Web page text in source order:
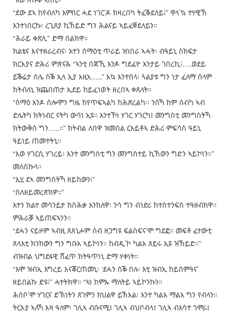
“ደው ደኣ ከየብለካ እምበር ሓደ ነገር’ዶ ክዛረበካ ትፈቕደለይ፧” ዋላ’ኳ ተሃዊኸ
እንተነበርኩ፡ ረጊጸያ ኪኸይድ ግን ሕልናይ ኣይፈቐደለይን።
“ሕራይ ቀጽሊ” ድማ በልክዋ።
ክልቴና እናተዘራረብና፡ እተን ሰማዕቲ ጥራይ ዝነበራ ኣሓት፡ ብዓይኒ ስክፍታ
ክርእያና ድሕሪ ምጽናሕ “ኣንቲ በጃኺ እንዶ ግደፊዮ እንታይ ገበረኪ፧….ወደይ
ይቕሬታ ሰሌ ስቕ ኢላ ኢያ እዚኣ…..” እኳ እንተበላ፡ ጓልያቱ ግን ነታ ፈለማ ሰላም
ክትብለኒ ዝጨበጠታ ኢደይ ከይፈነወት ዘረበኣ ቀጸለት።
“ስማዕ እንዶ ሰሎሞን ግዜ ከየጥፍኣልካ ከሕጽረልካ፡፡ ንስኻ ከም ሰብካ ኣብ
ድሌትካ ክትነብር ናትካ ውሳነ ኢዩ። እንተኾነ ሃገር ሃገርካ፤ መንግስቲ መንግስትኻ
ክትውቅስ ግን…..።” ክትብል ለበዋ ዝመስል ርእይቶኣ ድሕሪ ምፍሳስ ዓይኒ
ዓይነይ ጠመተትኒ።
“እወ ሃገርሲ ሃገረይ፡ እንተ መንግስቲ ግን መንግስተይ ኪኸውን ግድን ኣይኮነን።”
መለስኩላ።
“ኢሂ ደኣ መንግስትኻ ዘይከውን፧”
“ስለዘይመረጽክዎ።”
እተን ክልተ መሳንይታ ክስሕቃ እንከለዋ፡ ንሳ ግን ብነድሪ ከተስተንፍስ ተዓዘብክዋ።
ምሕራቓ ኣይጠፍኣንን።
“ደሓን ናይዞም ኣብዚ ጸጸኒሖም ሰብ ዘጋግዩ ፍልስፍና’ሞ ግደፎ። መፍቶ ፈተውቲ
ጸላእቲ ክንከውን ግን ግቡእ ኣይኮነን። ከብዲ’ኮ ካልእ ጸይሩ ኢዩ ዝኸይድ።”
ብዝብል ህግደፋዊ ሸፈጥ ክትዓጥነኒ ድማ ሃቀነት።
“እሞ ዝብኢ እግረይ እናቖርጠመኒ፡ ‘ደሓን ስቕ በሉ፡ እቲ ዝብኢ ከይሰምዓና’
ዘይበልኩ ድዩ፧” ሓተትክዋ። “ኣነ ከምኡ ማለትይ ኣይኮንኩን።
ሕሰቦ’ሞ ሃገርና ድኽነትን ጸገምን ክህልዋ ይኽእል፡ እንተ ካልእ ማልእ ግን የብላን።
ትርእያ ኣለኻ እዛ ዓለም፡ ገሊኣ ብሱናሚ፤ ገሊኣ ብህቦብላ፤ ገሊኣ ብእሳተ ጎሞራ፤